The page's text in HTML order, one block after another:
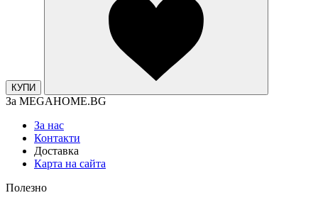
КУПИ
За MEGAHOME.BG
За нас
Контакти
Доставка
Карта на сайта
Полезно